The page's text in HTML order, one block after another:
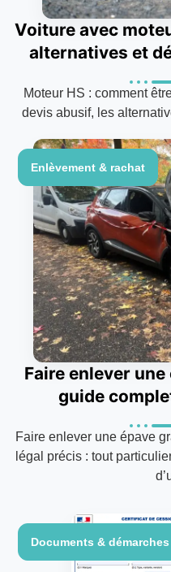
Voiture avec
alternatives et
Moteur HS : comment
devis abusif, les
Enlèvement & rachat
Faire enlever
guide
Faire enlever une épave
légal précis : tout
Documents & démarches